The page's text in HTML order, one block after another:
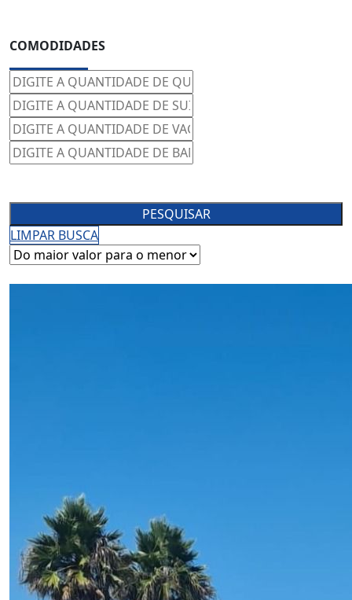
COMODIDADES
PESQUISAR
LIMPAR BUSCA